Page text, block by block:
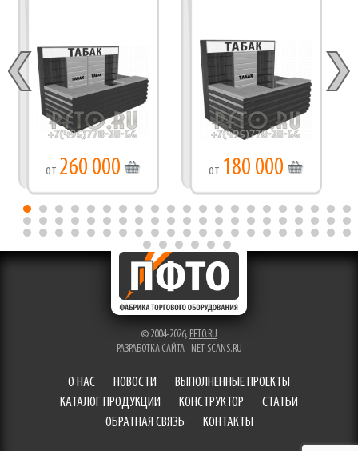
от 260 000 от 180 000
© 2004-2026, PFTO.RU
РАЗРАБОТКА САЙТА- NET-SCANS.RU
О НАС НОВОСТИ
ВЫПОЛНЕННЫЕ ПРОЕКТЫ
КАТАЛОГ ПРОДУКЦИИ
КОНСТРУКТОР
СТАТЬИ
ОБРАТНАЯ СВЯЗЬ
КОНТАКТЫ